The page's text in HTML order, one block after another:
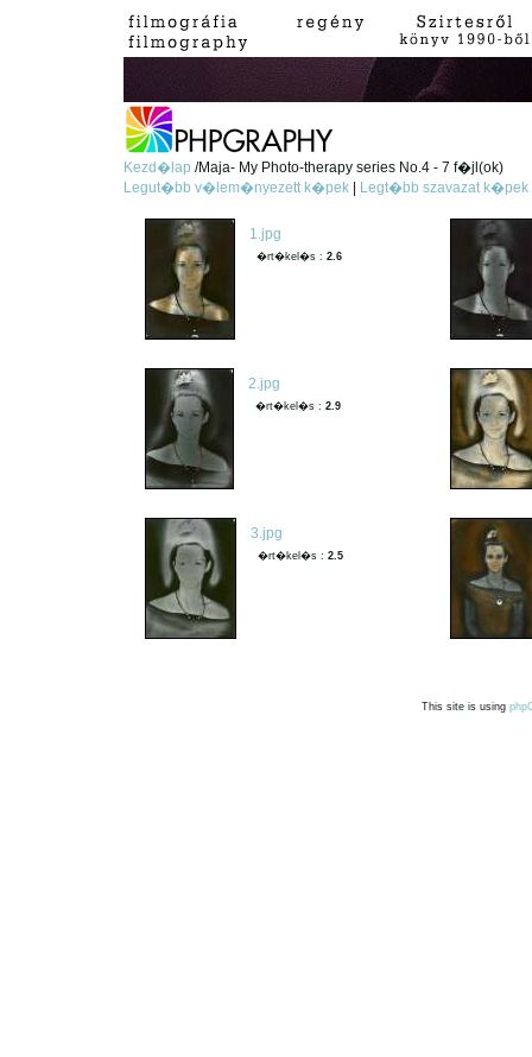
Kezd�lap/Maja- My Photo-therapy series No.4 - 7 f�jl(ok)
Legut�bb v�lem�nyezett k�pek
Legt�bb szavazat k�pek
1.jpg
�rt�kel�s :2.6
2.jpg
�rt�kel�s :2.9
3.jpg
�rt�kel�s :2.5
This site is using